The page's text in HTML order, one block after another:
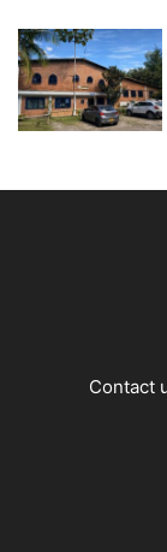
Contact